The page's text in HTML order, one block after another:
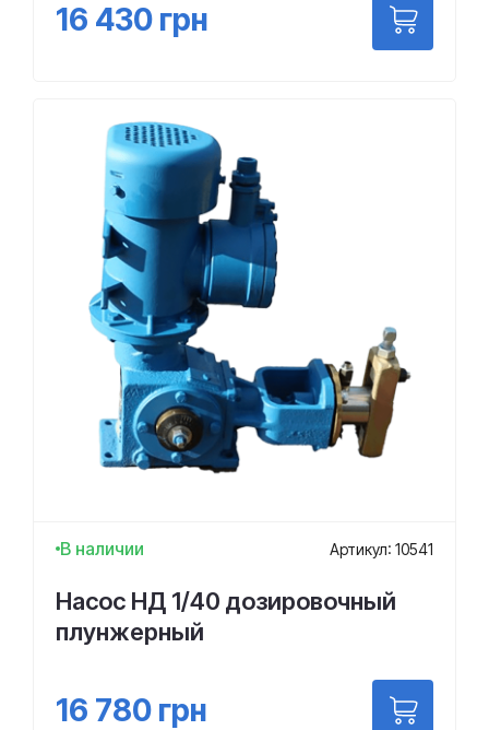
16 430 грн
В наличии Артикул: 10541
Насос НД 1/40 дозировочный
плунжерный
16 780 грн